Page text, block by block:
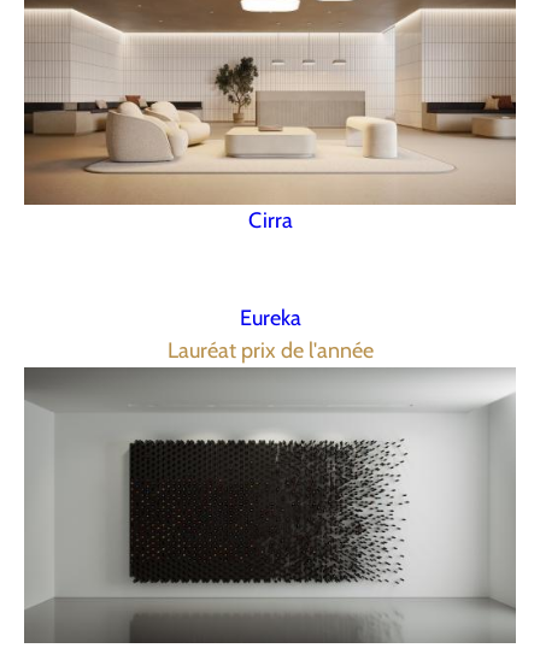
Cirra
Eureka
Lauréat prix de l'année